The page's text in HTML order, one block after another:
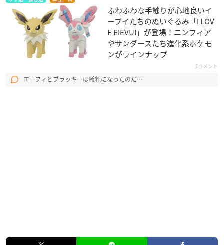
ふわふわな手触りが心地良いイ
ーブイたちのぬいぐるみ「I LOV
E EIEVUI」が登場！ニンフィア
やサンダースたち進化系ポケモ
ンがラインナップ
3コメント
エーフィとブラッキーは犠牲になったのだ…